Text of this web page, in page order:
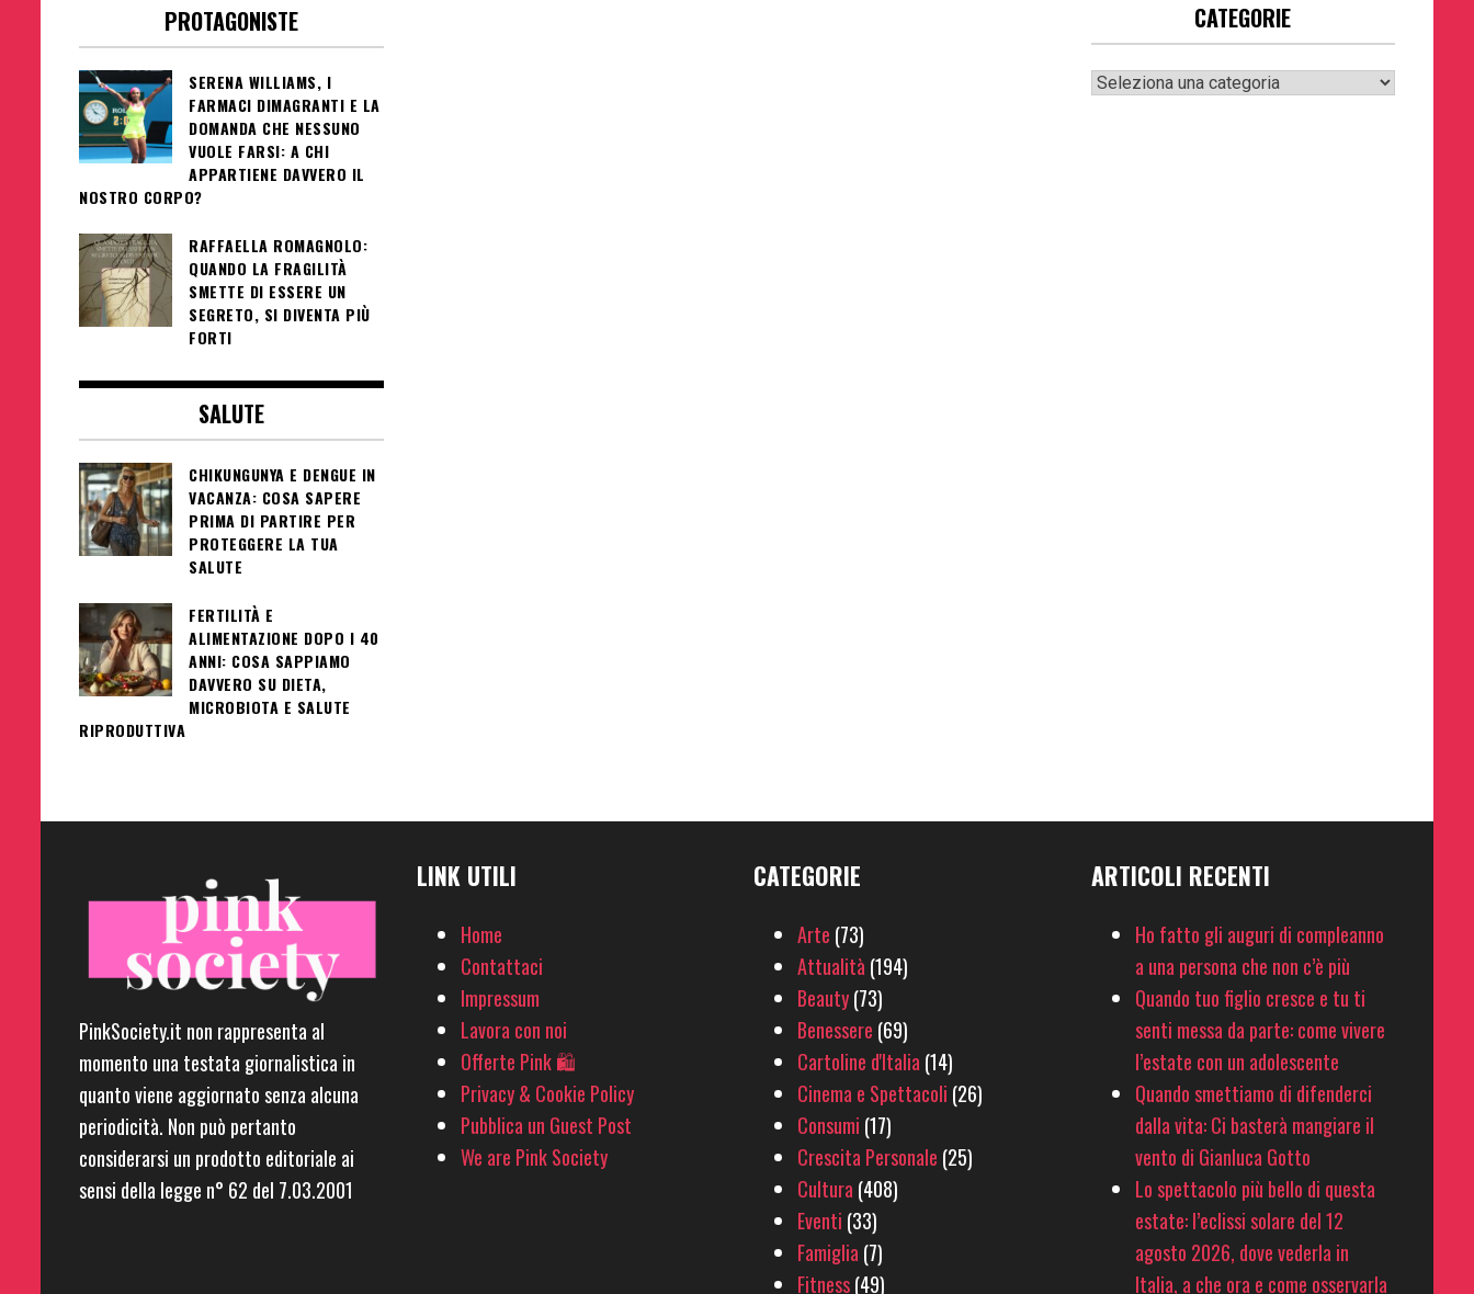
PROTAGONISTE
SERENA WILLIAMS, I
FARMACI DIMAGRANTI E LA
DOMANDA CHE NESSUNO
VUOLE FARSI: A CHI
APPARTIENE DAVVERO IL
NOSTRO CORPO?
RAFFAELLA ROMAGNOLO:
QUANDO LA FRAGILITÀ
SMETTE DI ESSERE UN
SEGRETO, SI DIVENTA PIÙ
FORTI
SALUTE
CHIKUNGUNYA E DENGUE IN
VACANZA: COSA SAPERE
PRIMA DI PARTIRE PER
PROTEGGERE LA TUA
SALUTE
FERTILITÀ E
ALIMENTAZIONE DOPO I 40
ANNI: COSA SAPPIAMO
DAVVERO SU DIETA,
MICROBIOTA E SALUTE
RIPRODUTTIVA
CATEGORIE
Categorie
PinkSociety.it non rappresenta al
momento una testata giornalistica in
quanto viene aggiornato senza alcuna
periodicità. Non può pertanto
considerarsi un prodotto editoriale ai
sensi della legge n° 62 del 7.03.2001
LINK UTILI
Home
Contattaci
Impressum
Lavora con noi
Offerte Pink 🛍
Privacy & Cookie Policy
Pubblica un Guest Post
We are Pink Society
CATEGORIE
Arte (73)
Attualità (194)
Beauty(73)
Benessere (69)
Cartoline d'Italia (14)
Cinema e Spettacoli (26)
Consumi (17)
Crescita Personale (25)
Cultura (408)
Eventi (33)
Famiglia (7)
Fitness(49)
ARTICOLI RECENTI
Ho fatto gli auguri di compleanno
a una persona che non c’è più
Quando tuo figlio cresce e tu ti
senti messa da parte: come vivere
l’estate con un adolescente
Quando smettiamo di difenderci
dalla vita: Ci basterà mangiare il
vento di Gianluca Gotto
Lo spettacolo più bello di questa
estate: l’eclissi solare del 12
agosto 2026, dove vederla in
Italia, a che ora e come osservarla